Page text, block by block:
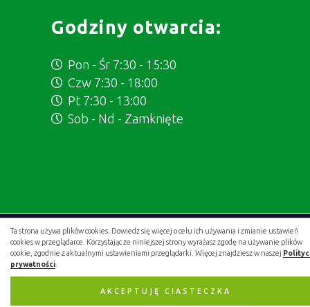
Ta strona używa plików cookies. Dowiedz się więcej o celu ich używania i zmianie ustawień
cookies w przeglądarce. Korzystając ze niniejszej strony wyrażasz zgodę na używanie plików
cookie, zgodnie z aktualnymi ustawieniami przeglądarki. Więcej znajdziesz w naszej
prywatności
AKCEPTUJĘ CIASTECZKA
Godziny otwarcia:
Pon - Śr 7:30 - 15:30
Czw 7:30 - 18:00
Pt 7:30 - 13:00
Sob - Nd - Zamknięte
Projekt i wykonanie:.gold studio digital